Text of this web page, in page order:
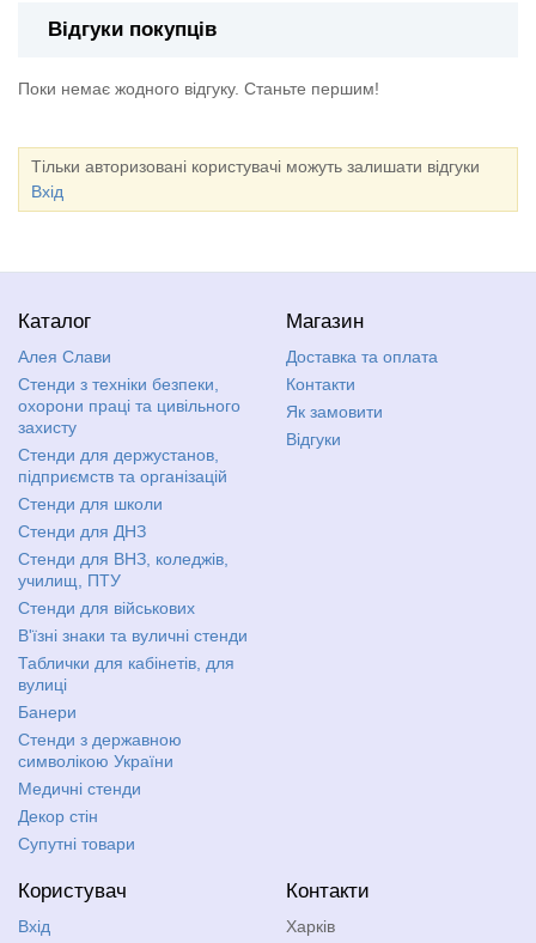
Відгуки покупців
Поки немає жодного відгуку. Станьте першим!
Тільки авторизовані користувачі можуть залишати відгуки
Вхід
Каталог
Алея Слави
Стенди з техніки безпеки,
охорони праці та цивільного
захисту
Стенди для держустанов,
підприємств та організацій
Стенди для школи
Стенди для ДНЗ
Стенди для ВНЗ, коледжів,
училищ, ПТУ
Стенди для військових
В'їзні знаки та вуличні стенди
Таблички для кабінетів, для
вулиці
Банери
Стенди з державною
символікою України
Медичні стенди
Декор стін
Супутні товари
Магазин
Доставка та оплата
Контакти
Як замовити
Відгуки
Користувач
Вхід
Контакти
Харків